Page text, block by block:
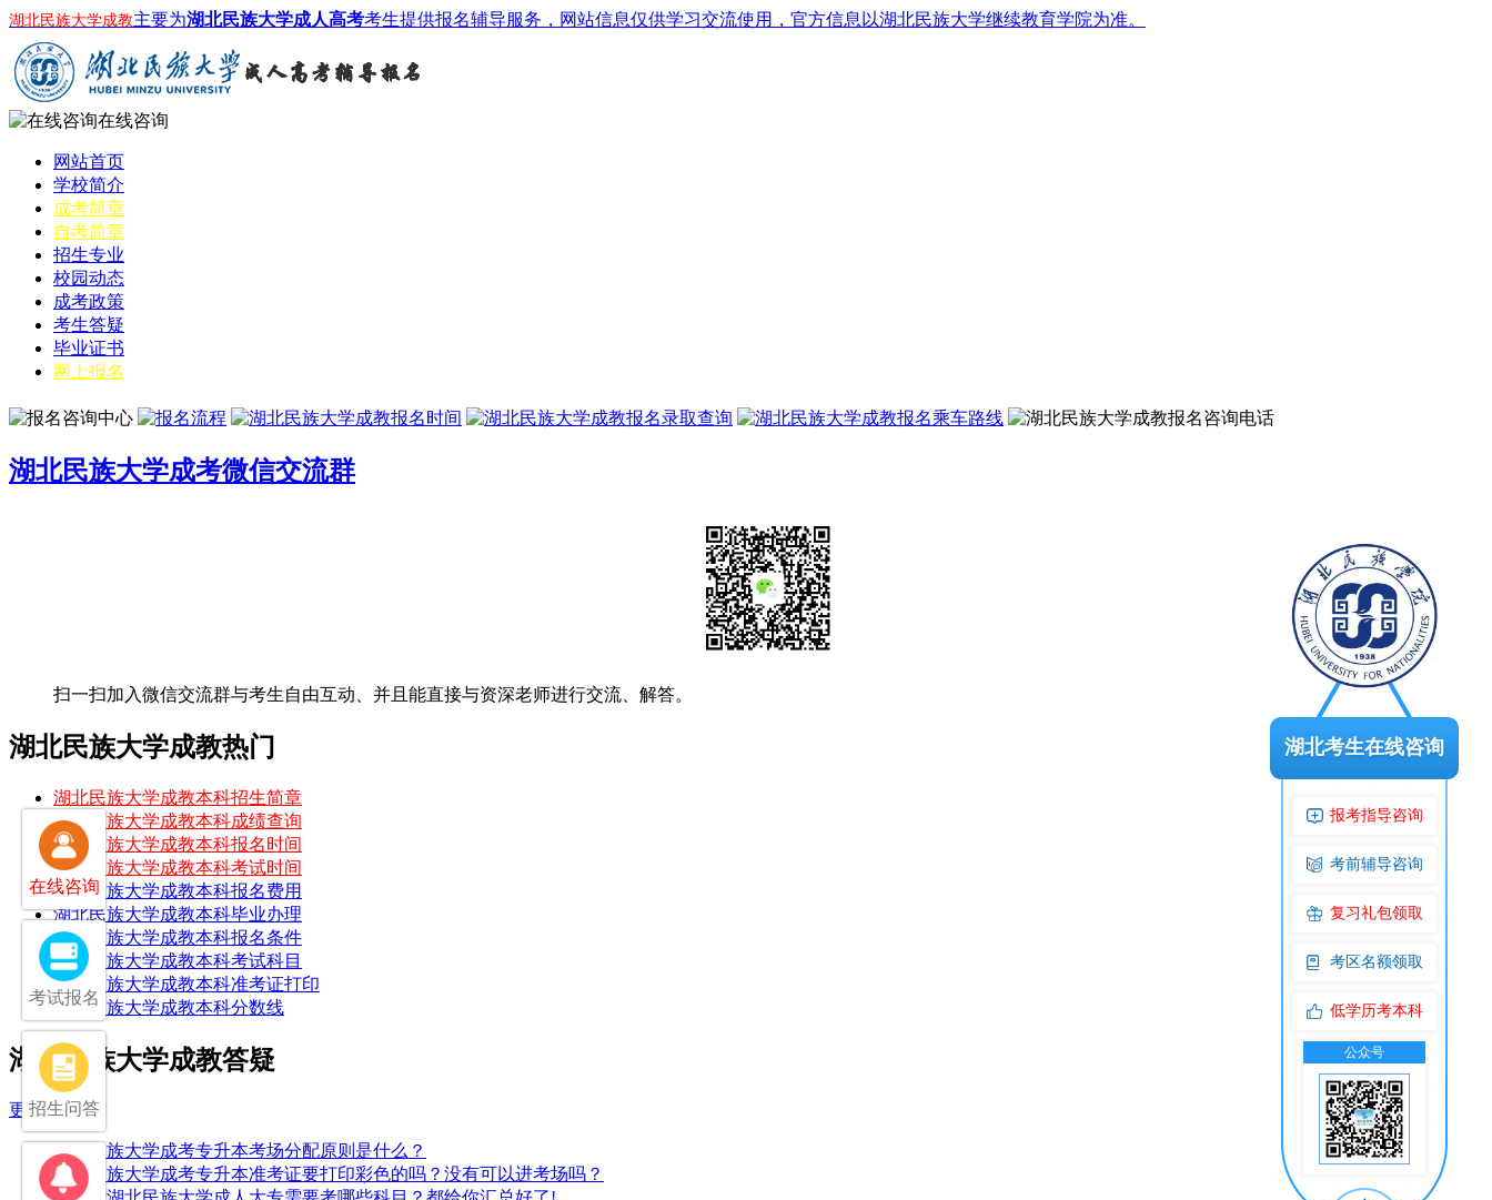
湖北民族大学成教主要为湖北民族大学成人高考考生提供报名辅导服务，网站信息仅供学习交流使用，官方信息以湖北民族大学继续教育学院为准。
在线咨询
网站首页
学校简介
成考简章
自考简章
招生专业
校园动态
成考政策
考生答疑
毕业证书
网上报名
湖北民族大学成考微信交流群
扫一扫加入微信交流群与考生自由互动、并且能直接与资深老师进行交流、解答。
湖北民族大学成教热门
湖北民族大学成教本科招生简章
湖北民族大学成教本科成绩查询
湖北民族大学成教本科报名时间
湖北民族大学成教本科考试时间
湖北民族大学成教本科报名费用
湖北民族大学成教本科毕业办理
湖北民族大学成教本科报名条件
湖北民族大学成教本科考试科目
湖北民族大学成教本科准考证打印
湖北民族大学成教本科分数线
湖北民族大学成教答疑
更多>>
湖北民族大学成考专升本考场分配原则是什么？
湖北民族大学成考专升本准考证要打印彩色的吗？没有可以进考场吗？
在线咨询
考试报名
招生问答
湖北考生在线咨询
报考指导咨询
考前辅导咨询
复习礼包领取
考区名额领取
低学历考本科
公众号